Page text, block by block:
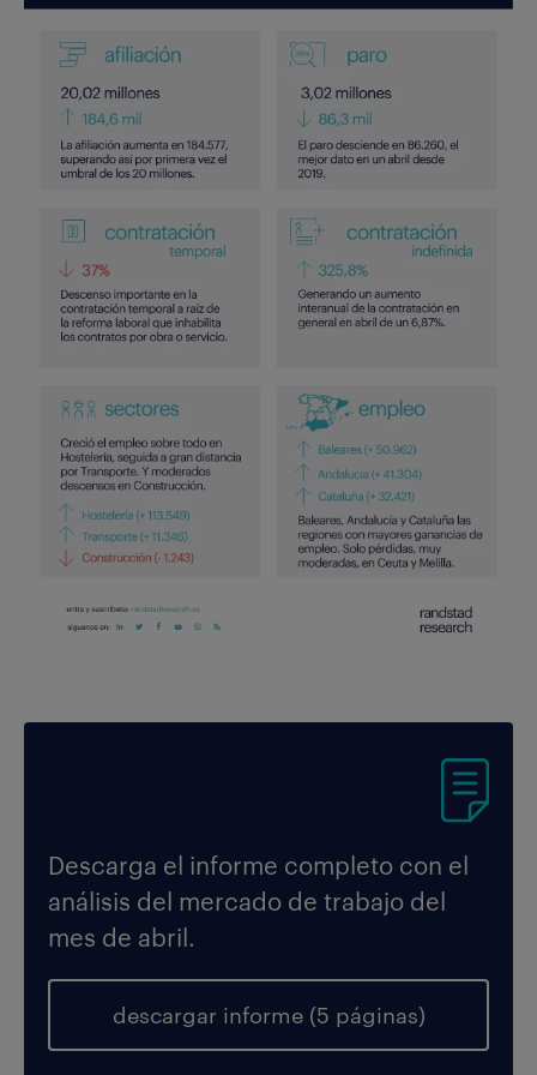
Descarga el informe completo con el
análisis del mercado de trabajo del
mes de abril.
descargar informe (5 páginas)